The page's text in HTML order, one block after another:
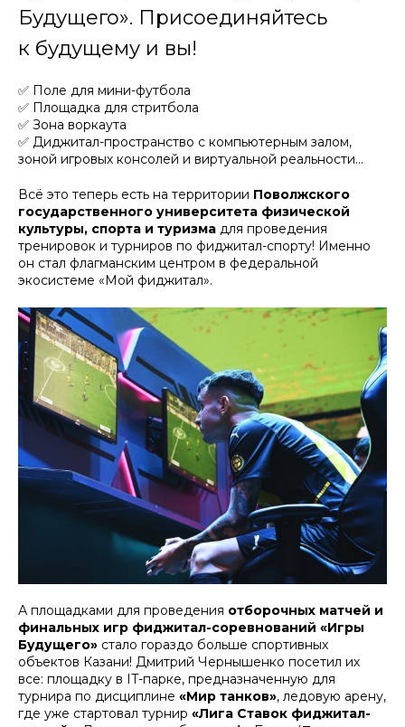
Будущего». Присоединяйтесь
к будущему и вы!
✅ Поле для мини-футбола
✅ Площадка для стритбола
✅ Зона воркаута
✅ Диджитал-пространство с компьютерным залом,
зоной игровых консолей и виртуальной реальности…
Всё это теперь есть на территории Поволжского
государственного университета физической
культуры, спорта и туризма для проведения
тренировок и турниров по фиджитал-спорту! Именно
он стал флагманским центром в федеральной
экосистеме «Мой фиджитал».
А площадками для проведения отборочных матчей и
финальных игр фиджитал-соревнований «Игры
Будущего» стало гораздо больше спортивных
объектов Казани! Дмитрий Чернышенко посетил их
все: площадку в IT-парке, предназначенную для
турнира по дисциплине «Мир танков», ледовую арену,
где уже стартовал турнир «Лига Ставок фиджитал-